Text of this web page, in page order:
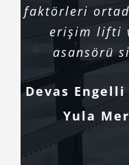
faktörleri
erişim lifti
asansörü
Devas
Yula